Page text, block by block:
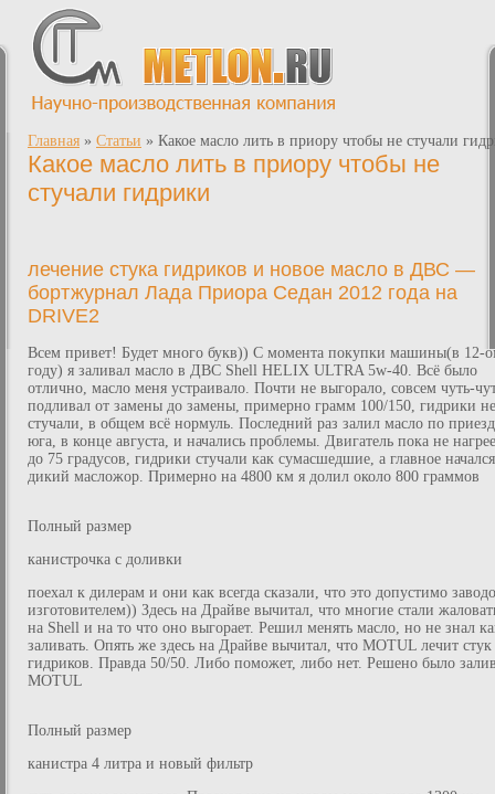
Главная » Статьи » Какое масло лить в приору чтобы не стучали
Какое масло лить в приору чтобы не
стучали гидрики
лечение стука гидриков и новое масло в ДВС —
бортжурнал Лада Приора Седан 2012 года на
DRIVE2
Всем привет! Будет много букв)) С момента покупки машины(в 12-
году) я заливал масло в ДВС Shell HELIX ULTRA 5w-40. Всё было
отлично, масло меня устраивало. Почти не выгорало, совсем чуть-
подливал от замены до замены, примерно грамм 100/150, гидрики не
стучали, в общем всё нормуль. Последний раз залил масло по
юга, в конце августа, и начались проблемы. Двигатель пока не
до 75 градусов, гидрики стучали как сумасшедшие, а главное начался
дикий масложор. Примерно на 4800 км я долил около 800 граммов
Полный размер
канистрочка с доливки
поехал к дилерам и они как всегда сказали, что это допустимо
изготовителем)) Здесь на Драйве вычитал, что многие стали
на Shell и на то что оно выгорает. Решил менять масло, но не знал
заливать. Опять же здесь на Драйве вычитал, что MOTUL лечит стук
гидриков. Правда 50/50. Либо поможет, либо нет. Решено было
MOTUL
Полный размер
канистра 4 литра и новый фильтр